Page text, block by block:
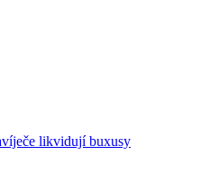
likvidují buxusy